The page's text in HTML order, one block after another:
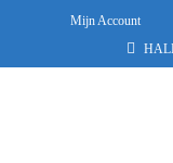
Mijn Account